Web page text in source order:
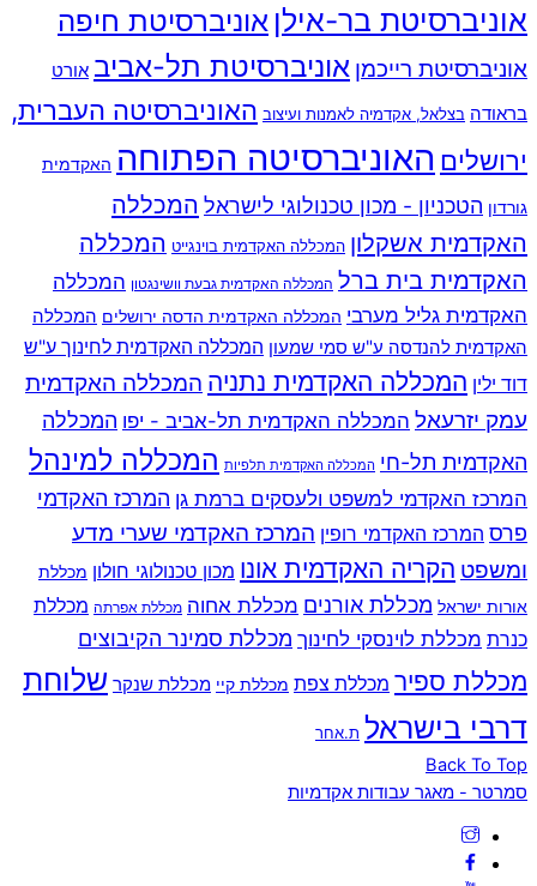
אוניברסיטת בר-אילן אוניברסיטת חיפה
אוניברסיטת רייכמן אוניברסיטת תל-אביב אורט
בראודה בצלאל, אקדמיה לאמנות ועיצוב האוניברסיטה העברית,
ירושלים האוניברסיטה הפתוחה האקדמית
גורדון הטכניון - מכון טכנולוגי לישראל המכללה
האקדמית אשקלון המכללה האקדמית בוינגייט המכללה
האקדמית בית ברל המכללה האקדמית גבעת וושינגטון המכללה
האקדמית גליל מערבי המכללה האקדמית הדסה ירושלים המכללה
האקדמית להנדסה ע"ש סמי שמעון המכללה האקדמית לחינוך ע"ש
דוד ילין המכללה האקדמית נתניה המכללה האקדמית
עמק יזרעאל המכללה האקדמית תל-אביב - יפו המכללה
האקדמית תל-חי המכללה האקדמית תלפיות המכללה למינהל
המרכז האקדמי למשפט ולעסקים ברמת גן המרכז האקדמי
פרס המרכז האקדמי רופין המרכז האקדמי שערי מדע
ומשפט הקריה האקדמית אונו מכון טכנולוגי חולון מכללת
אורות ישראל מכללת אורנים מכללת אחוה מכללת אפרתה מכללת
כנרת מכללת לוינסקי לחינוך מכללת סמינר הקיבוצים
מכללת ספיר מכללת צפת מכללת קיי מכללת שנקר שלוחת
דרבי בישראל ת.אחר
Back To Top
סמרטר - מאגר עבודות אקדמיות